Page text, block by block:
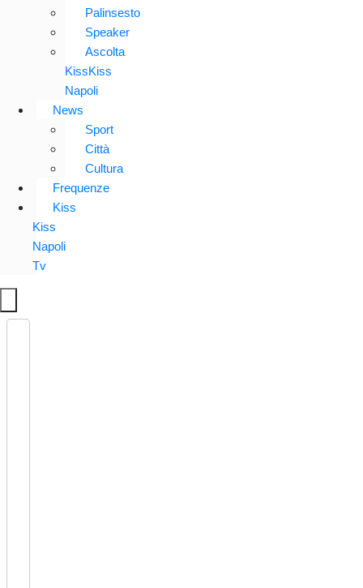
Palinsesto
Speaker
Ascolta
KissKiss
Napoli
News
Sport
Città
Cultura
Frequenze
Kiss
Kiss
Napoli
Tv